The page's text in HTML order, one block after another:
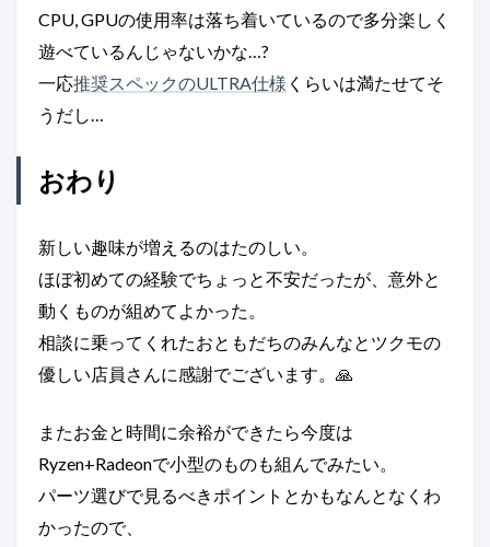
CPU, GPUの使用率は落ち着いているので多分楽しく
遊べているんじゃないかな…?
一応推奨スペックのULTRA仕様 くらいは満たせてそ
うだし…
おわり
新しい趣味が増えるのはたのしい。
ほぼ初めての経験でちょっと不安だったが、意外と
動くものが組めてよかった。
相談に乗ってくれたおともだちのみんなとツクモの
優しい店員さんに感謝でございます。🙏
またお金と時間に余裕ができたら今度は
Ryzen+Radeonで小型のものも組んでみたい。
パーツ選びで見るべきポイントとかもなんとなくわ
かったので、